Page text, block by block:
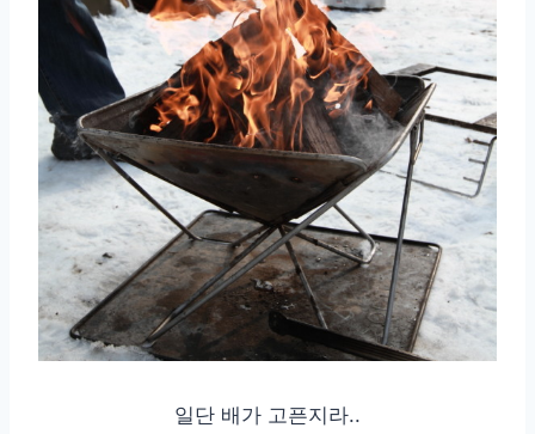
일단 배가 고픈지라..